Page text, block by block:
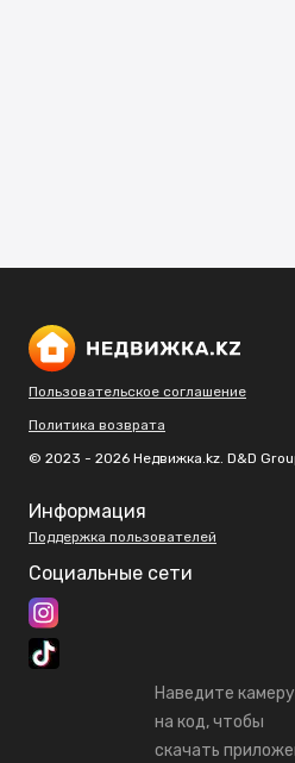
Пользовательское соглашение
Политика возврата
© 2023 - 2026 Недвижка.kz. D&D
Информация
Поддержка пользователей
Социальные сети
Наведите
на код, чтобы
скачать